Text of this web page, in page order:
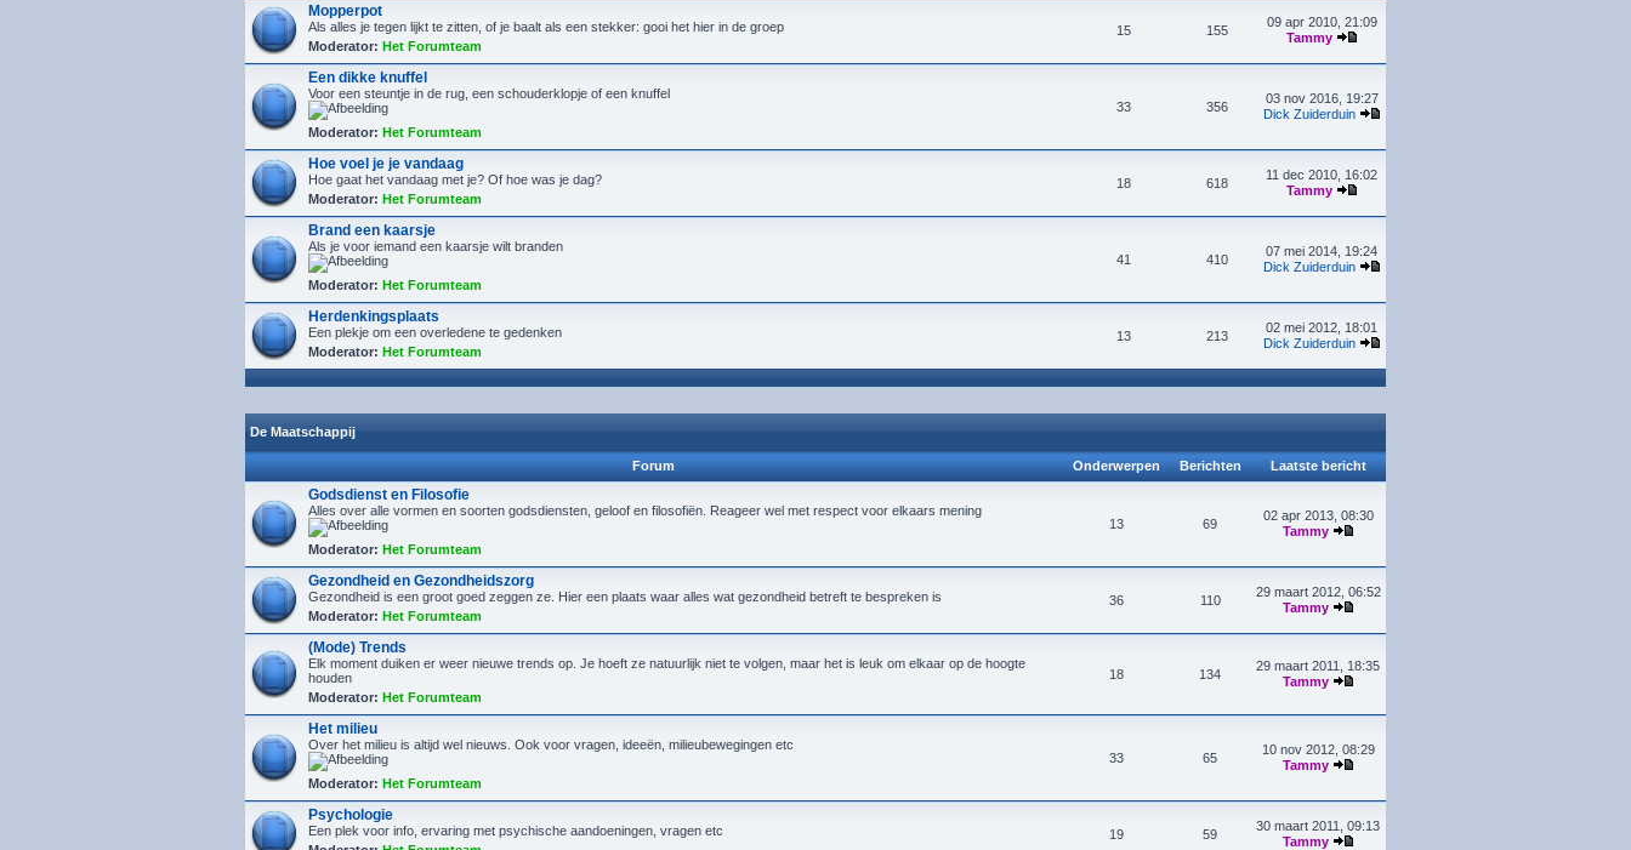
Mopperpot
Als alles je tegen lijkt te zitten, of je baalt als een stekker: gooi het hier in de groep
Moderator: Het Forumteam
15 155
09 apr 2010, 21:09
Tammy
Een dikke knuffel
Voor een steuntje in de rug, een schouderklopje of een knuffel
Moderator: Het Forumteam
33 356
03 nov 2016, 19:27
Dick Zuiderduin
Hoe voel je je vandaag
Hoe gaat het vandaag met je? Of hoe was je dag?
Moderator: Het Forumteam
18 618
11 dec 2010, 16:02
Tammy
Brand een kaarsje
Als je voor iemand een kaarsje wilt branden
Moderator: Het Forumteam
41 410
07 mei 2014, 19:24
Dick Zuiderduin
Herdenkingsplaats
Een plekje om een overledene te gedenken
Moderator: Het Forumteam
13 213
02 mei 2012, 18:01
Dick Zuiderduin
De Maatschappij
Forum Onderwerpen Berichten Laatste bericht
Godsdienst en Filosofie
Alles over alle vormen en soorten godsdiensten, geloof en filosofiën. Reageer wel met respect voor elkaars mening
Moderator: Het Forumteam
13 69
02 apr 2013, 08:30
Tammy
Gezondheid en Gezondheidszorg
Gezondheid is een groot goed zeggen ze. Hier een plaats waar alles wat gezondheid betreft te bespreken is
Moderator: Het Forumteam
36 110
29 maart 2012, 06:52
Tammy
(Mode) Trends
Elk moment duiken er weer nieuwe trends op. Je hoeft ze natuurlijk niet te volgen, maar het is leuk om elkaar op de hoogte
houden
Moderator: Het Forumteam
18 134
29 maart 2011, 18:35
Tammy
Het milieu
Over het milieu is altijd wel nieuws. Ook voor vragen, ideeën, milieubewegingen etc
Moderator: Het Forumteam
33 65
10 nov 2012, 08:29
Tammy
Psychologie
Een plek voor info, ervaring met psychische aandoeningen, vragen etc
19 59
30 maart 2011, 09:13
Tammy